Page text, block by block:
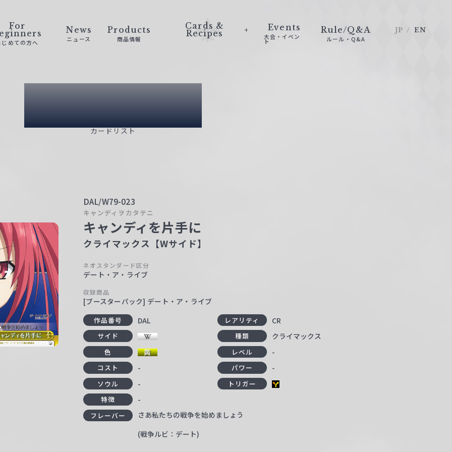
For
じめての方へ
News
ニュース
Products
商品情報
Cards &
Recipes
Events
大会・イベン
ト
Rule/Q&A
ルール・Q&A
JP EN
Card List
カードリスト
DAL/W79-023
キャンディヲカタテニ
キャンディを片手に
クライマックス【Wサイド】
ネオスタンダード区分
デート・ア・ライブ
収録商品
[ブースターパック] デート・ア・ライブ
作品番号 DAL レアリティ CR
サイド 種類 クライマックス
色 レベル -
コスト - パワー -
ソウル -
トリガー
特徴
-
フレーバー
さあ――私たちの戦争を始めましょう
(戦争ルビ：デート)